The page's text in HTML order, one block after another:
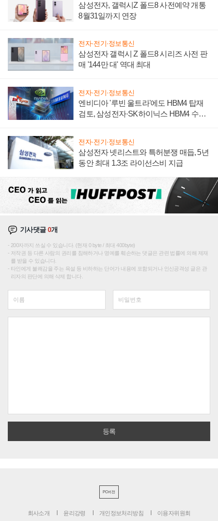
삼성전자, 갤럭시Z 폴드8 사전예약 개통
8월31일까지 연장
전자·전기·정보통신
삼성전자 갤럭시 Z 폴드8 시리즈 사전 판
매 '144만 대' 역대 최대
전자·전기·정보통신
엔비디아 '루빈 울트라'에도 HBM4 탑재
검토, 삼성전자·SK하이닉스 HBM4 수율
전자·전기·정보통신
삼성전자 넷리스트와 특허분쟁 매듭, 5년
동안 최대 1.3조 라이선스비 지급
기사댓글0개
200자까지 쓰실 수 있습니다. (현재 0 byte / 최대 400byte)
저작권 등 다른 사람의 권리를 침해하거나 명예를 훼손하는 댓글은 관련 법률에 의해 제재
를 받을 수 있습니다.
타인에게 불쾌감을 주는 욕설 등 비하하는 단어가 내용에 포함되거나 인신공격성 글은 관
리자의 판단에 의해 삭제 합니다.
PC버전
회사소개 윤리강령 개인정보처리방침 이용자위원회